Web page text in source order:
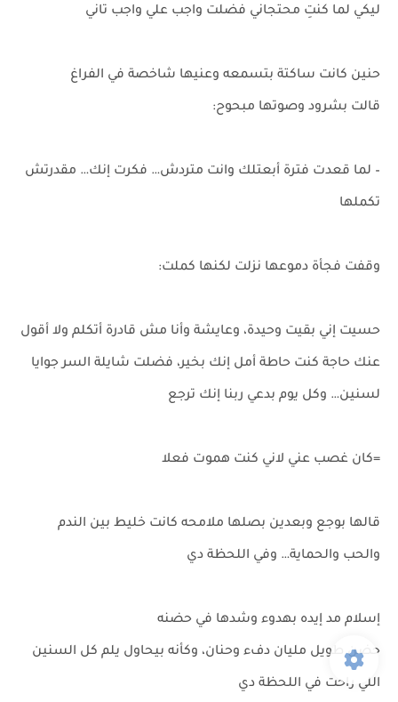
ليكي لما كنتِ محتجاني فضلت واجب علي واجب تاني
حنين كانت ساكتة بتسمعه وعنيها شاخصة في الفراغ
قالت بشرود وصوتها مبحوح:
– لما قعدت فترة أبعتلك وانت متردش… فكرت إنك… مقدرتش
تكملها
وقفت فجأة دموعها نزلت لكنها كملت:
حسيت إني بقيت وحيدة، وعايشة وأنا مش قادرة أتكلم ولا أقول
عنك حاجة كنت حاطة أمل إنك بخير، فضلت شايلة السر جوايا
لسنين… وكل يوم بدعي ربنا إنك ترجع
=كان غصب عني لاني كنت هموت فعلا
قالها بوجع وبعدين بصلها ملامحه كانت خليط بين الندم
والحب والحماية… وفي اللحظة دي
إسلام مد إيده بهدوء وشدها في حضنه
حضن طويل مليان دفء وحنان، وكأنه بيحاول يلم كل السنين
اللي راحت في اللحظة دي